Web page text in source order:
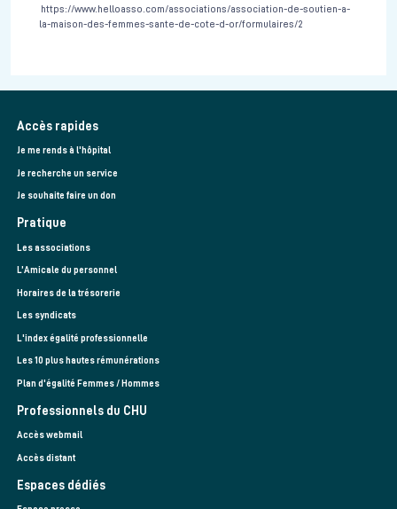
https://www.helloasso.com/associations/association-de-soutien-a-
la-maison-des-femmes-sante-de-cote-d-or/formulaires/2
Accès rapides
Je me rends à l'hôpital
Je recherche un service
Je souhaite faire un don
Pratique
Les associations
L’Amicale du personnel
Horaires de la trésorerie
Les syndicats
L'index égalité professionnelle
Les 10 plus hautes rémunérations
Plan d'égalité Femmes / Hommes
Professionnels du CHU
Accès webmail
Accès distant
Espaces dédiés